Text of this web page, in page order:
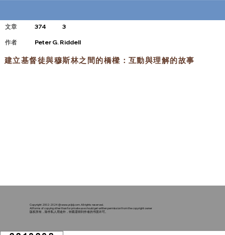
文章 374 3
​作者 Peter G. Riddell
建立基督徒與穆斯林之間的橋樑：互動與理解的故事
Copyright 2002-2024 @www.ysljdj.com. All rights reserved.
All forms of copying other than for private use should get written permission from the copyright owner
版权所有，除作私人用途外，转载需得到作者的书面许可。